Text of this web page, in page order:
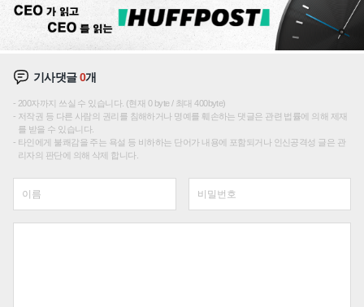
기사댓글0개
200자까지 쓰실 수 있습니다. (현재 0 byte / 최대 400byte)
저작권 등 다른 사람의 권리를 침해하거나 명예를 훼손하는 댓글은 관련 법률에 의해 제재
를 받을 수 있습니다.
타인에게 불쾌감을 주는 욕설 등 비하하는 단어가 내용에 포함되거나 인신공격성 글은 관
리자의 판단에 의해 삭제 합니다.